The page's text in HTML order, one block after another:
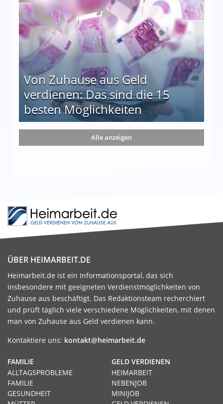
Von Zuhause aus Geld
verdienen: Das sind die 15
besten Möglichkeiten
die 15 besten Möglichkeiten
Alle anzeigen
ÜBER HEIMARBEIT.DE
Heimarbeit.de ist ein Informationsportal, das sich
insbesondere mit geeigneten Verdienstmöglichkeiten von
Zuhause aus beschäftigt. Das Redaktionsteam recherchiert
und prüft täglich viele verschiedene Möglichkeiten, mit denen
man von Zuhause aus Geld verdienen kann.
Kontaktiere uns: kontakt@heimarbeit.de
GELD VERDIENEN
HEIMARBEIT
NEBENJOB
MINIJOB
FAMILIE
ALLTAGSPROBLEME
FAMILIE
GESUNDHEIT